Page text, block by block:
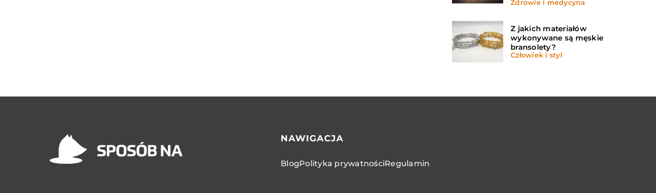
Zdrowie i medycyna
Z jakich materiałów
wykonywane są męskie
bransolety?
Człowiek i styl
NAWIGACJA
BlogPolityka prywatnościRegulamin